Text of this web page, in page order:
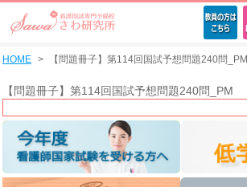
HOME 【問題冊子】第114回国試予想問題240問_PM
【問題冊子】第114回国試予想問題240問_PM